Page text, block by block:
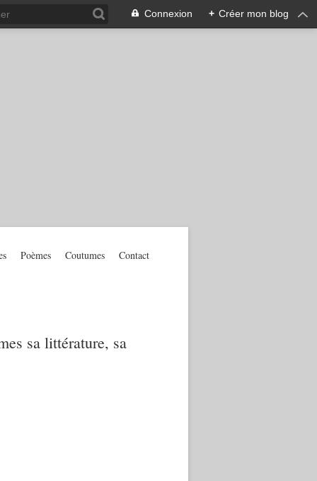
Connexion + Créer mon blog
sa littérature, sa
Poèmes Coutumes Contact